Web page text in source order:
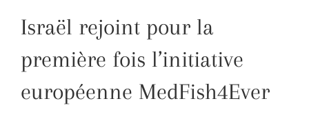
Israël rejoint pour la
première fois l’initiative
européenne MedFish4Ever